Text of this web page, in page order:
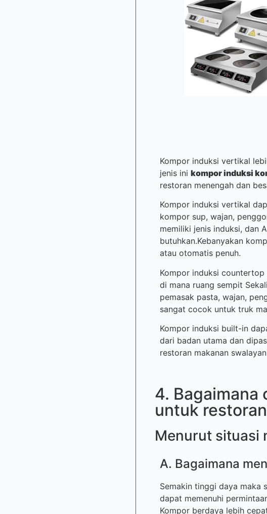
Kompor induksi vertikal
jenis ini kompor induksi
restoran menengah dan
Kompor induksi vertikal
kompor sup, wajan,
memiliki jenis induksi, dan
butuhkan.Kebanyakan
atau otomatis penuh.
Kompor induksi
di mana ruang sempit
pemasak pasta, wajan,
sangat cocok untuk truk
Kompor induksi built-in
dari badan utama dan
restoran makanan
4. Bagaimana
untuk
Menurut situasi
A. Bagaimana
Semakin tinggi daya maka
dapat memenuhi
Kompor berdaya lebih